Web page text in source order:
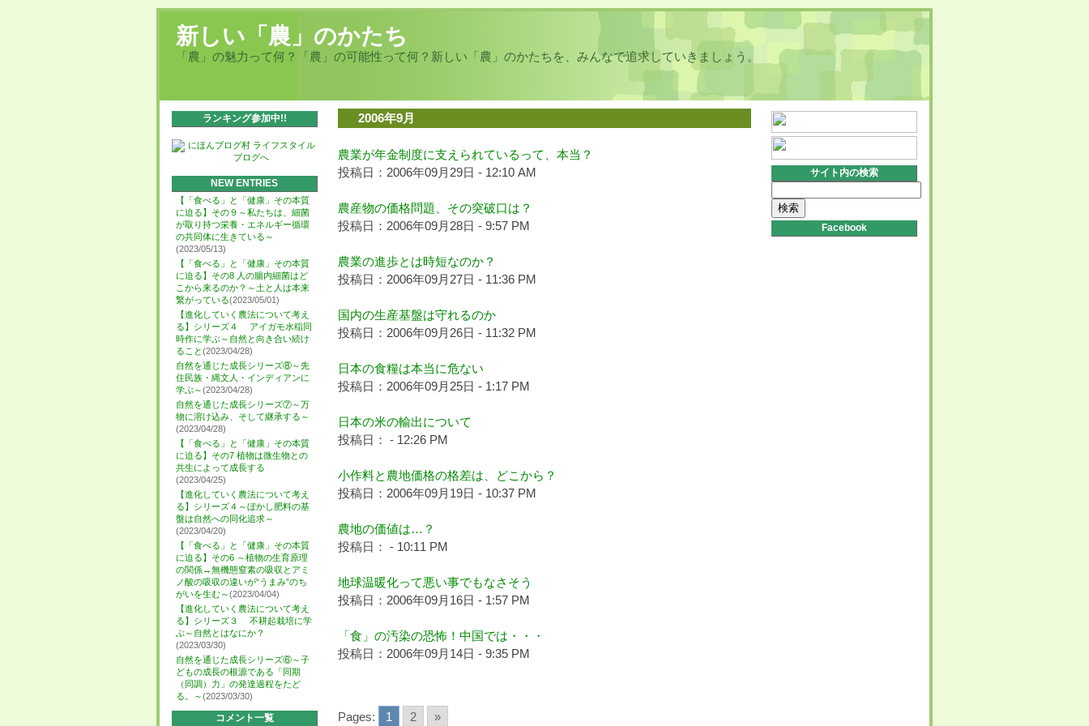
新しい「農」のかたち
「農」の魅力って何？「農」の可能性って何？新しい「農」のかたちを、みんなで追求していきましょう。
ランキング参加中!!
NEW ENTRIES
【「食べる」と「健康」その本質
に迫る】その９～私たちは、細菌
が取り持つ栄養・エネルギー循環
の共同体に生きている～
(2023/05/13)
【「食べる」と「健康」その本質
に迫る】その8 人の腸内細菌はど
こから来るのか？～土と人は本来
繋がっている(2023/05/01)
【進化していく農法について考え
る】シリーズ４ アイガモ水稲同
時作に学ぶ～自然と向き合い続け
ること(2023/04/28)
自然を通じた成長シリーズ⑧～先
住民族・縄文人・インディアンに
学ぶ～(2023/04/28)
自然を通じた成長シリーズ⑦～万
物に溶け込み、そして継承する～
(2023/04/28)
【「食べる」と「健康」その本質
に迫る】その7 植物は微生物との
共生によって成長する
(2023/04/25)
【進化していく農法について考え
る】シリーズ４～ぼかし肥料の基
盤は自然への同化追求～
(2023/04/20)
【「食べる」と「健康」その本質
に迫る】その6 ～植物の生育原理
の関係→無機態窒素の吸収とアミ
ノ酸の吸収の違いが“うまみ”のち
がいを生む～(2023/04/04)
【進化していく農法について考え
る】シリーズ３ 不耕起栽培に学
ぶ～自然とはなにか？
(2023/03/30)
自然を通じた成長シリーズ⑥～子
どもの成長の根源である「同期
（同調）力」の発達過程をたど
る。～(2023/03/30)
コメント一覧
2006年9月
農業が年金制度に支えられているって、本当？
投稿日：2006年09月29日 - 12:10 AM
農産物の価格問題、その突破口は？
投稿日：2006年09月28日 - 9:57 PM
農業の進歩とは時短なのか？
投稿日：2006年09月27日 - 11:36 PM
国内の生産基盤は守れるのか
投稿日：2006年09月26日 - 11:32 PM
日本の食糧は本当に危ない
投稿日：2006年09月25日 - 1:17 PM
日本の米の輸出について
投稿日： - 12:26 PM
小作料と農地価格の格差は、どこから？
投稿日：2006年09月19日 - 10:37 PM
農地の価値は…？
投稿日： - 10:11 PM
地球温暖化って悪い事でもなさそう
投稿日：2006年09月16日 - 1:57 PM
「食」の汚染の恐怖！中国では・・・
投稿日：2006年09月14日 - 9:35 PM
Pages: 1 2 »
サイト内の検索
索:
Facebook